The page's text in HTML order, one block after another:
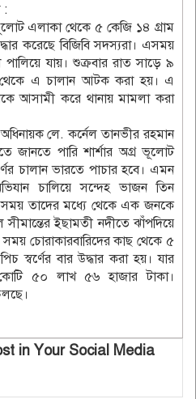
:
এলাকা থেকে ৫ কেজি ১৪ গ্রাম
করেছে বিজিবি সদস্যরা। এসময়
পালিয়ে যায়। শুক্রবার রাত সাড়ে ৯
থেকে এ চালান আটক করা হয়। এ
আসামী করে থানায় মামলা করা
অধিনায়ক লে. কর্নেল তানভীর রহমান
জানতে পারি শার্শার অগ্র ভূলোট
চালান ভারতে পাচার হবে। এমন
চালিয়ে সন্দেহ ভাজন তিন
তাদের মধ্যে থেকে এক জনকে
ইছামতী নদীতে ঝাঁপদিয়ে
সময় চোরাকারবারিদের কাছ থেকে ৫
স্বর্ণের বার উদ্ধার করা হয়। যার
৫০ লাখ ৫৬ হাজার টাকা।
in Your Social Media